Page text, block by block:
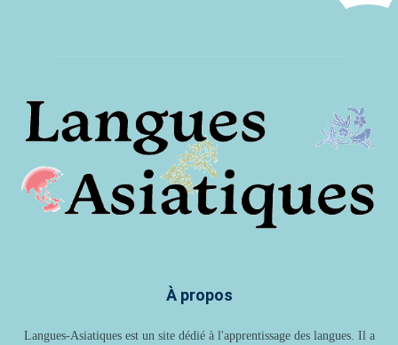
À propos
Langues-Asiatiques est un site dédié à l'apprentissage des langues. Il a